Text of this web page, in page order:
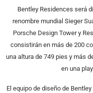
Bentley Residences será
renombre mundial Sieger
Porsche Design Tower y
consistirán en más de 200
una altura de 749 pies y más
en una
El equipo de diseño de